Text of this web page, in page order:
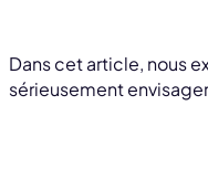
Dans cet article, nous
sérieusement